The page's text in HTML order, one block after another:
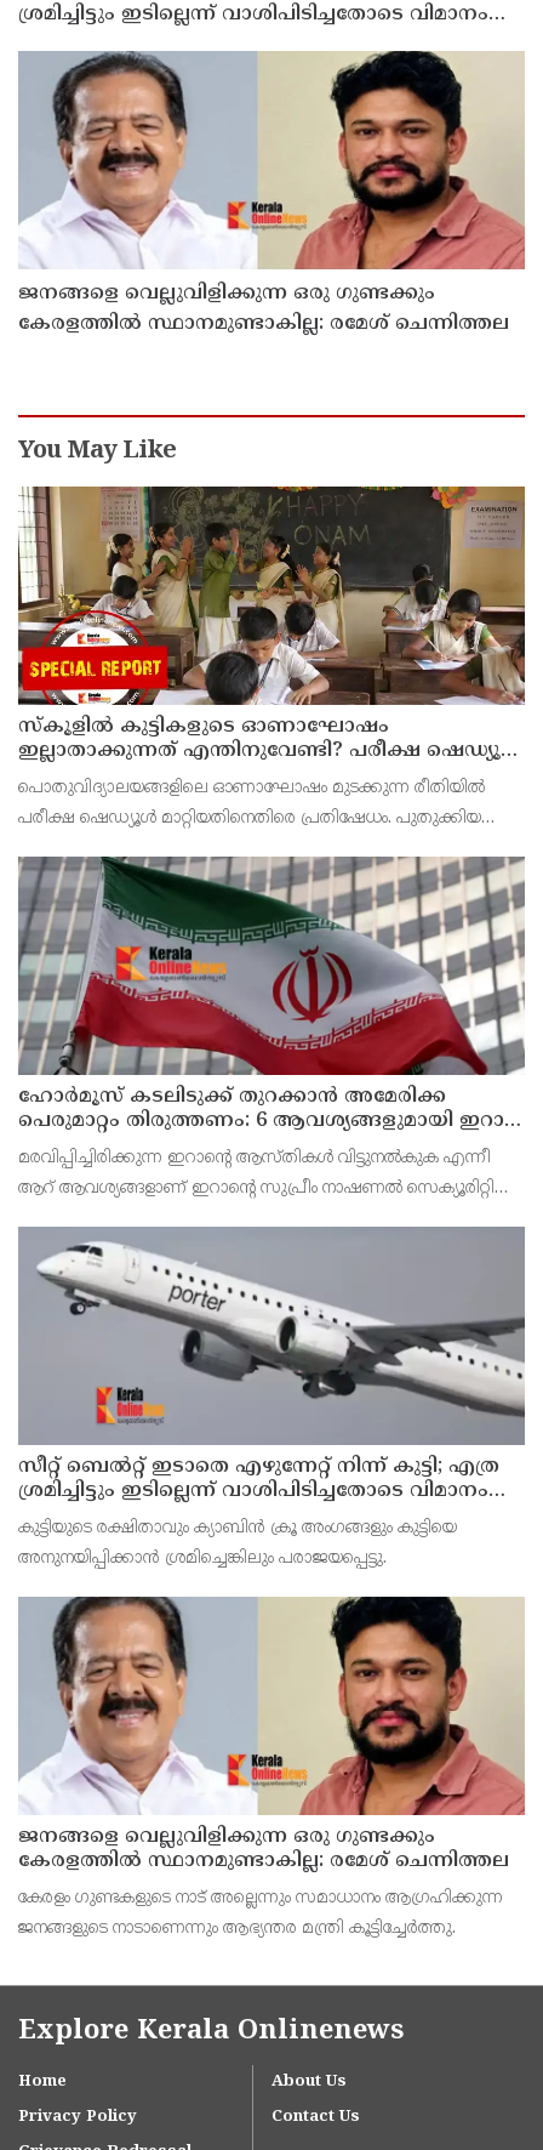
ശ്രമിച്ചിട്ടും ഇടില്ലെന്ന് വാശിപിടിച്ചതോടെ വിമാനം
ജനങ്ങളെ വെല്ലുവിളിക്കുന്ന ഒരു ഗുണ്ടക്കും
കേരളത്തില്‍ സ്ഥാനമുണ്ടാകില്ല: രമേശ് ചെന്നിത്തല
You May Like
സ്‌കൂളില്‍ കുട്ടികളുടെ ഓണാഘോഷം
ഇല്ലാതാക്കുന്നത് എന്തിനുവേണ്ടി? പരീക്ഷ ഷെഡ്യൂള്‍
മാറ്റിയത് തിരുത്തുമോ?
പൊതുവിദ്യാലയങ്ങളിലെ ഓണാഘോഷം മുടക്കുന്ന രീതിയില്‍
പരീക്ഷ ഷെഡ്യൂള്‍ മാറ്റിയതിനെതിരെ പ്രതിഷേധം. പുതുക്കിയ
പരീക്ഷ നടത്തും.
ഹോര്‍മൂസ് കടലിടുക്ക് തുറക്കാന്‍ അമേരിക്ക
പെരുമാറ്റം തിരുത്തണം: 6 ആവശ്യങ്ങളുമായി ഇറാന്‍
ദേശീയ സുരക്ഷാ കൗണ്‍സില്‍
മരവിപ്പിച്ചിരിക്കുന്ന ഇറാന്റെ ആസ്തികള്‍ വിട്ടുനല്‍കുക എന്നീ
ആറ് ആവശ്യങ്ങളാണ് ഇറാന്റെ സുപ്രീം നാഷണല്‍ സെക്യൂരിറ്റി
സീറ്റ് ബെല്‍റ്റ് ഇടാതെ എഴുന്നേറ്റ് നിന്ന് കുട്ടി; എത്ര
ശ്രമിച്ചിട്ടും ഇടില്ലെന്ന് വാശിപിടിച്ചതോടെ വിമാനം
റദ്ദാക്കി
കുട്ടിയുടെ രക്ഷിതാവും ക്യാബിന്‍ ക്രൂ അംഗങ്ങളും കുട്ടിയെ
അനുനയിപ്പിക്കാന്‍ ശ്രമിച്ചെങ്കിലും പരാജയപ്പെട്ടു.
ജനങ്ങളെ വെല്ലുവിളിക്കുന്ന ഒരു ഗുണ്ടക്കും
കേരളത്തില്‍ സ്ഥാനമുണ്ടാകില്ല: രമേശ് ചെന്നിത്തല
കേരളം ഗുണ്ടകളുടെ നാട് അല്ലെന്നും സമാധാനം ആഗ്രഹിക്കുന്ന
ജനങ്ങളുടെ നാടാണെന്നും ആഭ്യന്തര മന്ത്രി കൂട്ടിച്ചേര്‍ത്തു.
Explore Kerala Onlinenews
Home
About Us
Privacy Policy
Contact Us